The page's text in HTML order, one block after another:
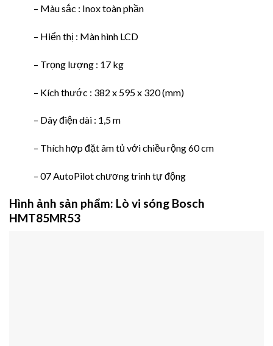
– Màu sắc : Inox toàn phần
– Hiển thị : Màn hình LCD
– Trọng lượng : 17 kg
– Kích thước : 382 x 595 x 320 (mm)
– Dây điện dài : 1,5 m
– Thích hợp đặt âm tủ với chiều rộng 60 cm
– 07 AutoPilot chương trình tự động
Hình ảnh sản phẩm: Lò vi sóng Bosch
HMT85MR53